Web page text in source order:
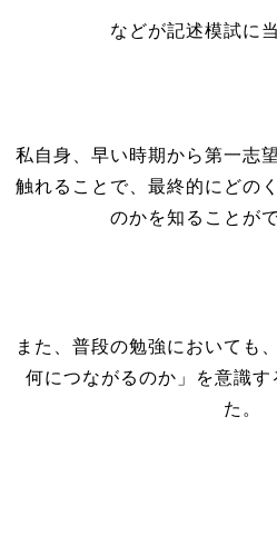
などが記述模試に
私自身、早い時期から第一志
触れることで、最終的にどの
のかを知ることが
また、普段の勉強においても
何につながるのか」を意識す
た。